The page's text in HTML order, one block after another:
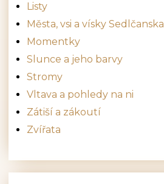
Listy
Města, vsi a vísky Sedlčanska
Momentky
Slunce a jeho barvy
Stromy
Vltava a pohledy na ni
Zátiší a zákoutí
Zvířata